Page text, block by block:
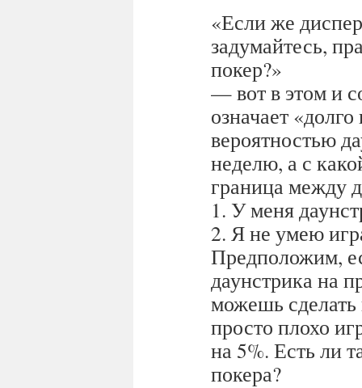
«Если же
задумайтесь,
покер?»
— вот в этом и
означает
вероятностью
неделю, а с
граница между
1. У меня
2. Я не умею
Предположим,
даунстрика на
можешь сделать
просто плохо
на 5%. Есть ли
покера?